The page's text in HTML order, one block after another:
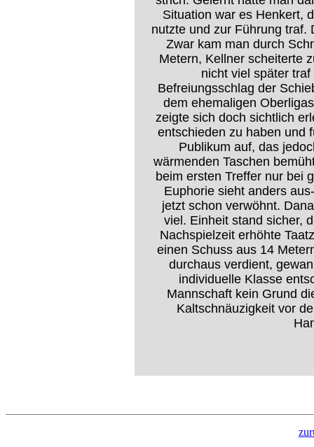
Situation war es Henkert,
nutzte und zur Führung traf.
Zwar kam man durch
Metern, Kellner scheiterte
nicht viel später
Befreiungsschlag der
dem ehemaligen
zeigte sich doch sichtlich
entschieden zu haben und
Publikum auf, das
wärmenden Taschen
beim ersten Treffer nur bei
Euphorie sieht anders
jetzt schon verwöhnt.
viel. Einheit stand sicher,
Nachspielzeit erhöhte
einen Schuss aus 14
durchaus verdient,
individuelle Klasse
Mannschaft kein Grund
Kaltschnäuzigkeit vor